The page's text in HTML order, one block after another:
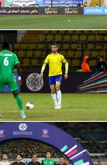
أقسام
الكرة المصرية
الدوري المصري
الكرة الأوروبية
الكرة الإفريقية
منتخب مصر